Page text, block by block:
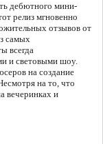
дебютного мини-
релиз мгновенно
отзывов от
самых
всегда
и световыми шоу.
на создание
на то, что
вечеринках и